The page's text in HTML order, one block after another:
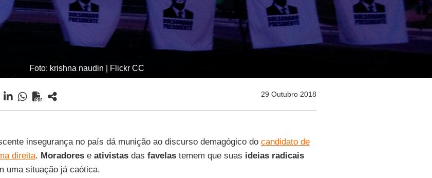
Foto: krishna naudin | Flickr CC
29 Outubro 2018
insegurança no país dá munição ao discurso demagógico do candidato de
direita. Moradorese ativistas das favelastemem que suas ideias radicais
uma situação já caótica.